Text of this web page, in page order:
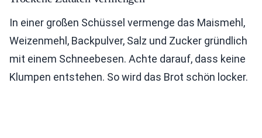
In einer großen Schüssel vermenge das Maismehl,
Weizenmehl, Backpulver, Salz und Zucker gründlich
mit einem Schneebesen. Achte darauf, dass keine
Klumpen entstehen. So wird das Brot schön locker.